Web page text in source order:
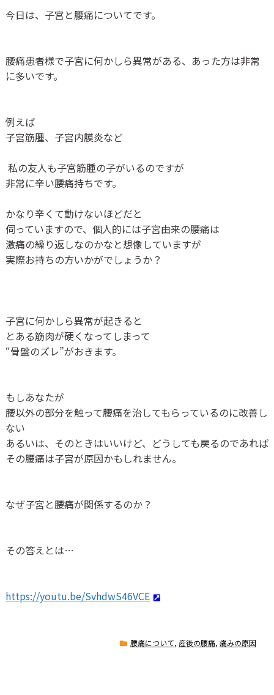
今日は、子宮と腰痛についてです。
腰痛患者様で子宮に何かしら異常がある、あった方は非常
に多いです。
例えば
子宮筋腫、子宮内膜炎など
私の友人も子宮筋腫の子がいるのですが
非常に辛い腰痛持ちです。
かなり辛くて動けないほどだと
伺っていますので、個人的には子宮由来の腰痛は
激痛の繰り返しなのかなと想像していますが
実際お持ちの方いかがでしょうか？
子宮に何かしら異常が起きると
とある筋肉が硬くなってしまって
“骨盤のズレ”がおきます。
もしあなたが
腰以外の部分を触って腰痛を治してもらっているのに改善し
ない
あるいは、そのときはいいけど、どうしても戻るのであれば
その腰痛は子宮が原因かもしれません。
なぜ子宮と腰痛が関係するのか？
その答えとは…
https://youtu.be/SvhdwS46VCE
腰痛について, 産後の腰痛, 痛みの原因